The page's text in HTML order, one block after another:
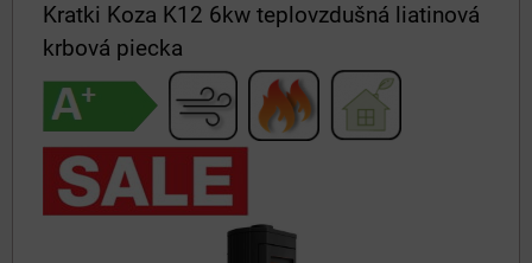
Kratki Koza K12 6kw teplovzdušná liatinová
krbová piecka